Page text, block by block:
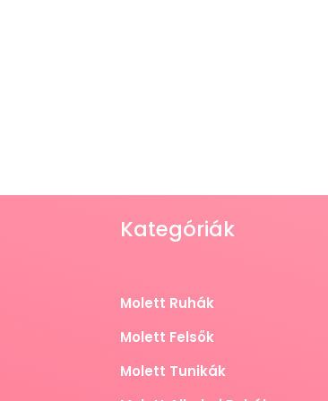
Kategóriák
Molett Ruhák
Molett Felsők
Molett Tunikák